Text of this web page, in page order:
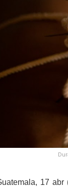
17 abr